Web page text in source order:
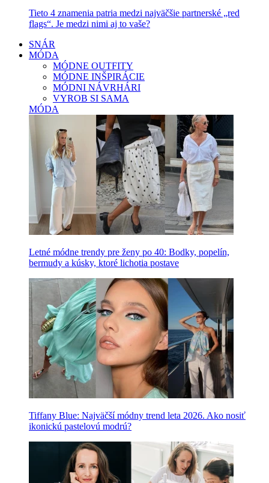
Tieto 4 znamenia patria medzi najväčšie partnerské „red
flags“. Je medzi nimi aj to vaše?
SNÁR
MÓDA
MÓDNE OUTFITY
MÓDNE INŠPIRÁCIE
MÓDNI NÁVRHÁRI
VYROB SI SAMA
MÓDA
Letné módne trendy pre ženy po 40: Bodky, popelín,
bermudy a kúsky, ktoré lichotia postave
Tiffany Blue: Najväčší módny trend leta 2026. Ako nosiť
ikonickú pastelovú modrú?